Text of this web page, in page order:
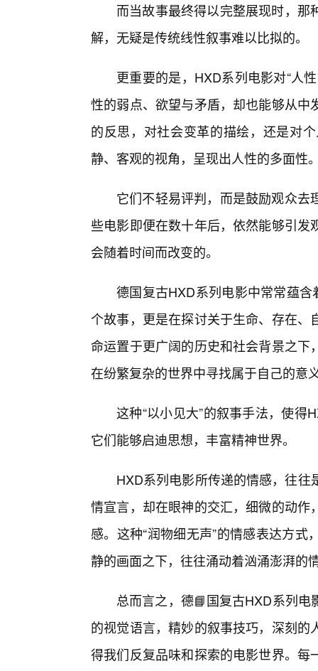
而当故事最终得以完整展现时，
解，无疑是传统线性叙事难以比拟的。
更重要的是，HXD系列电影对“人
性的弱点、欲望与矛盾，却也能够从
的反思，对社会变革的描绘，还是对
静、客观的视角，呈现出人性的多面性
它们不轻易评判，而是鼓励观众
些电影即便在数十年后，依然能够引
会随着时间而改变的。
德国复古HXD系列电影中常常蕴
个故事，更是在探讨关于生命、存在
命运置于更广阔的历史和社会背景之
在纷繁复杂的世界中寻找属于自己的意
这种“以小见大”的叙事手法，使
它们能够启迪思想，丰富精神世界。
HXD系列电影所传递的情感，往
情宣言，却在眼神的交汇，细微的动
感。这种“润物细无声”的情感表达方
静的画面之下，往往涌动着汹涌澎湃的
总而言之，德📘国复古HXD系列
的视觉语言，精妙的叙事技巧，深刻
得我们反复品味和探索的电影世界。